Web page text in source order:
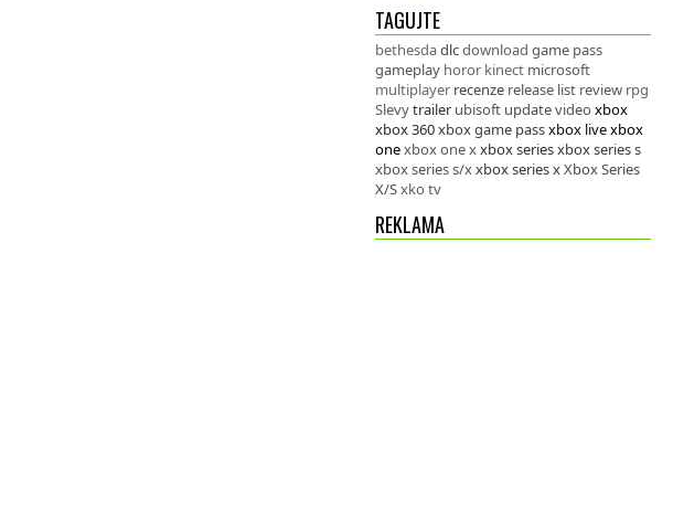
TAGUJTE
bethesdadlcdownload game pass
gameplay horor kinect microsoft
multiplayer recenze release list review rpg
Slevytrailer ubisoft updatevideo xbox
xbox 360xbox game passxbox livexbox
onexbox one xxbox seriesxbox series s
xbox series s/xxbox series xXbox Series
X/Sxko tv
REKLAMA